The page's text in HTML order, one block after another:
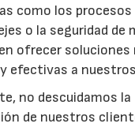
como los
o la seguridad de
ofrecer soluciones
efectivas a
no descuidamos la
de nuestros